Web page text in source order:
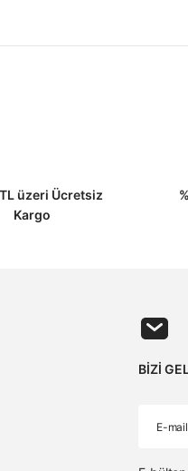
üzeri Ücretsiz
Kargo
BİZİ